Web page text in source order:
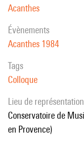
Acanthes
évènements
Acanthes 1984
Tags
Colloque
Lieu de représentation
Conservatoire de Musique, Conservatoire de Musique (Aix
en Provence)